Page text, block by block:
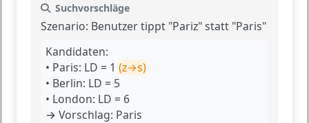
Suchvorschläge
Szenario: Benutzer tippt "Pariz" statt "Paris"
Kandidaten:
• Paris: LD = 1 (z→s)
• Berlin: LD = 5
• London: LD = 6
→ Vorschlag: Paris